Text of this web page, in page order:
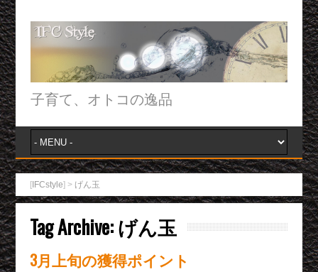
子育て、オトコの逸品
[ IFCstyle] > げん玉
Tag Archive:げん玉
3月上旬の獲得ポイント